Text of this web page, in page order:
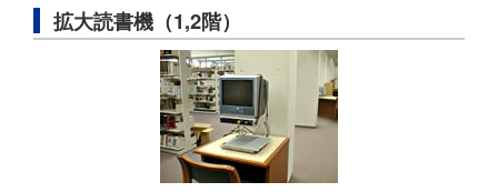
拡大読書機（1,2階）